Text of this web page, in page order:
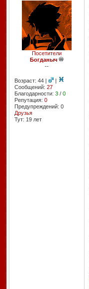
Посетители
Богданыч
--
Возраст: 44 |
|
Сообщений: 27
Благодарности: 3/ 0
Репутация: 0
Предупреждений: 0
Друзья
Тут: 19 лет